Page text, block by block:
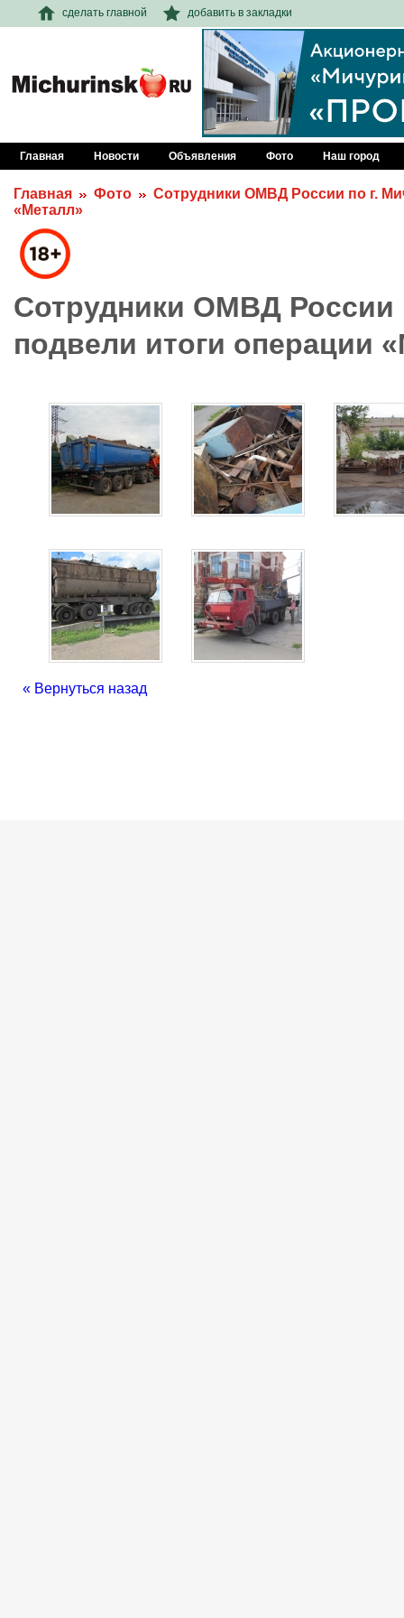
сделать главной добавить в закладки
Главная Новости Объявления Фото Наш город
Главная Фото
Сотрудники ОМВД России по г.
«Металл»
Сотрудники ОМВД России
подвели итоги операции
« Вернуться назад